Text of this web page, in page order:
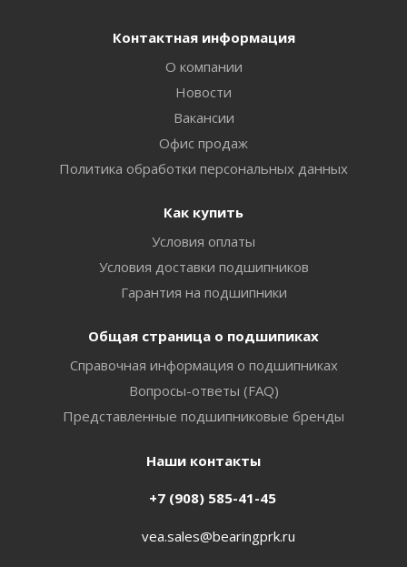
Контактная информация
О компании
Новости
Вакансии
Офис продаж
Политика обработки персональных данных
Как купить
Условия оплаты
Условия доставки подшипников
Гарантия на подшипники
Общая страница о подшипиках
Справочная информация о подшипниках
Вопросы-ответы (FAQ)
Представленные подшипниковые бренды
Наши контакты
+7 (908) 585-41-45
vea.sales@bearingprk.ru